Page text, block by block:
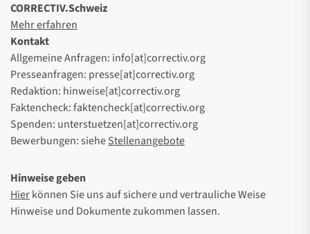
CORRECTIV.Schweiz
Mehr erfahren
Kontakt
Allgemeine Anfragen: info[at]correctiv.org
Presseanfragen: presse[at]correctiv.org
Redaktion: hinweise[at]correctiv.org
Faktencheck: faktencheck[at]correctiv.org
Spenden: unterstuetzen[at]correctiv.org
Bewerbungen: sieheStellenangebote
Hinweise geben
Hierkönnen Sie uns auf sichere und vertrauliche Weise
Hinweise und Dokumente zukommen lassen.